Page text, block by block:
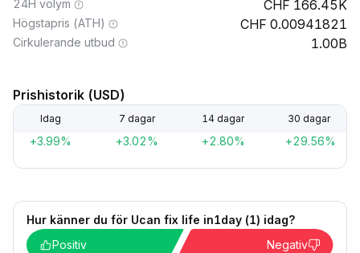
24H volym 166.45K
Högstapris (ATH) 0.00941821
Cirkulerande utbud 1.00B
Prishistorik (USD)
Idag 7 dagar 14 dagar 30 dagar
+3.99% +3.02% +2.80% +29.56%
Hur känner du för Ucan fix life in1day (1) idag?
Positiv
Negativ